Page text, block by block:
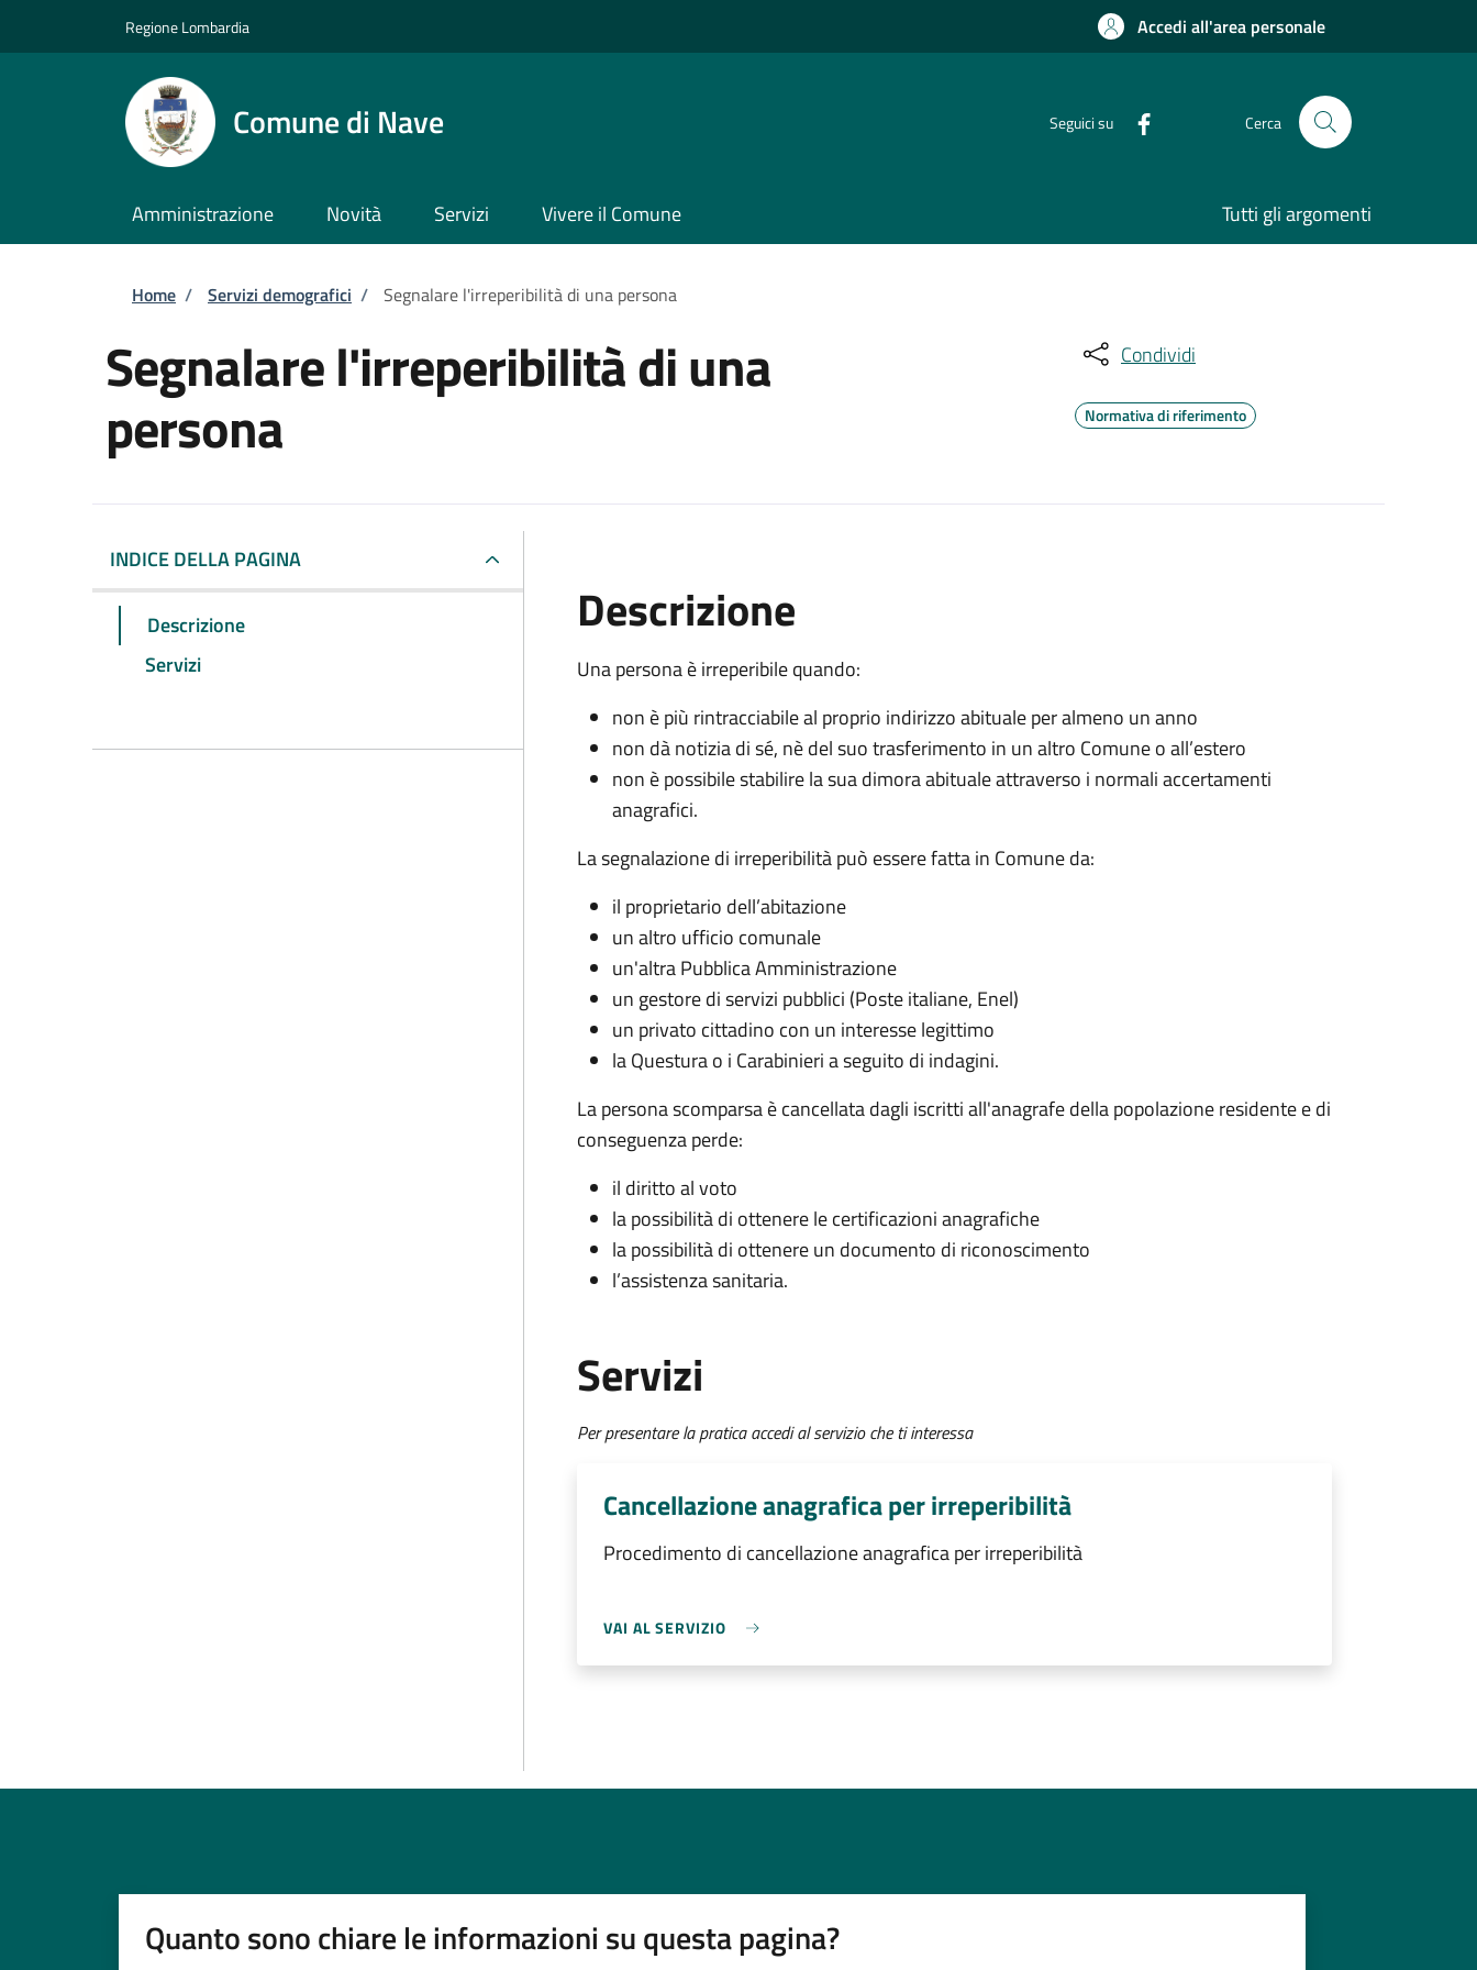
Regione Lombardia Accedi all'area personale
Comune di Nave Seguici su Cerca
Amministrazione Novità Servizi Vivere il Comune Tutti gli argomenti
Briciole di pane
Home / Servizi demografici / Segnalare l'irreperibilità di una persona
Segnalare l'irreperibilità di una
persona
Condividi
Normativa di riferimento
INDICE DELLA PAGINA
Descrizione
Servizi
Descrizione
Una persona è irreperibile quando:
non è più rintracciabile al proprio indirizzo abituale per almeno un anno
non dà notizia di sé, nè del suo trasferimento in un altro Comune o all’estero
non è possibile stabilire la sua dimora abituale attraverso i normali accertamenti
anagrafici.
La segnalazione di irreperibilità può essere fatta in Comune da:
il proprietario dell’abitazione
un altro ufficio comunale
un'altra Pubblica Amministrazione
un gestore di servizi pubblici (Poste italiane, Enel)
un privato cittadino con un interesse legittimo
la Questura o i Carabinieri a seguito di indagini.
La persona scomparsa è cancellata dagli iscritti all'anagrafe della popolazione residente e di
conseguenza perde:
il diritto al voto
la possibilità di ottenere le certificazioni anagrafiche
la possibilità di ottenere un documento di riconoscimento
l’assistenza sanitaria.
Servizi
Per presentare la pratica accedi al servizio che ti interessa
Cancellazione anagrafica per irreperibilità
Procedimento di cancellazione anagrafica per irreperibilità
VAI AL SERVIZIO
Quanto sono chiare le informazioni su questa pagina?